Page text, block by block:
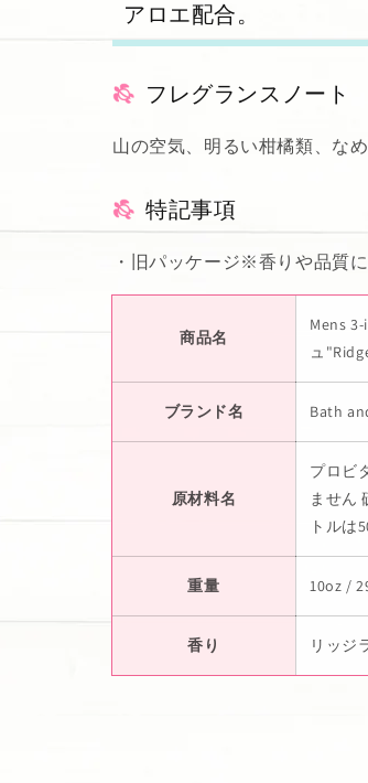
アロエ配合。
フレグランスノート
山の空気、明るい柑橘類、な
特記事項
・旧パッケージ※香りや品質
商品名
Mens
ュ
ブランド名 Bath
原材料名
プロビ
ません
トルは
重量 10oz /
香り リッジ